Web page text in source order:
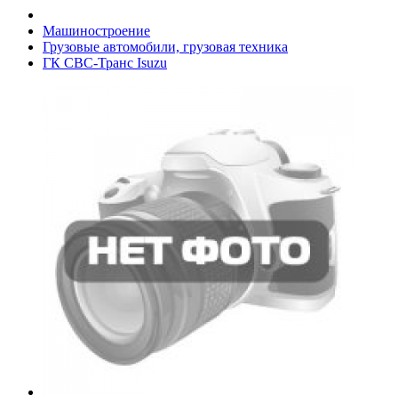
Машиностроение
Грузовые автомобили, грузовая техника
ГК СВС-Транс Isuzu